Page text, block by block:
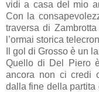
vidi a casa del mio
Con la
traversa di
l’ormai storica
Il gol di Grosso è un
Quello di Del Piero
ancora non ci credi
dalla fine della partita